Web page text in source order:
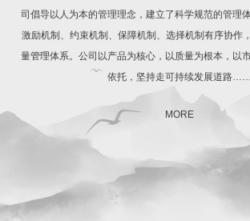
司倡导以人为本的管理理念，建立了科学规范的管理
激励机制、约束机制、保障机制、选择机制有序协作
量管理体系。公司以产品为核心，以质量为根本，以
依托，坚持走可持续发展道路……
MORE